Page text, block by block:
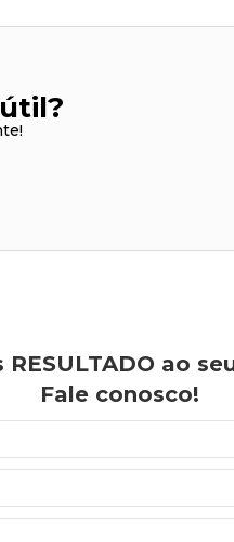
RESULTADO ao
Fale conosco!